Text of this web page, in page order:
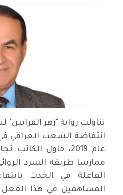
تناولت رواية "زهر
انتفاضة الشعب العراقي في
عام 2019، حاول
ممارسا طريقة السرد
الفاعلة في الحدث
المساهمين في هذا